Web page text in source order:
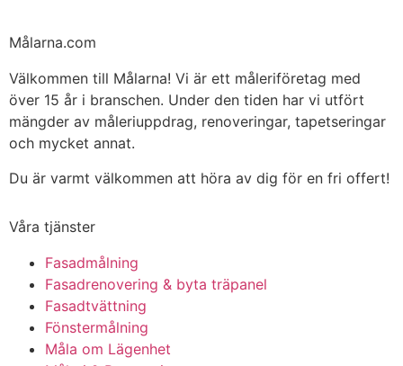
Målarna.com
Välkommen till Målarna! Vi är ett måleriföretag med
över 15 år i branschen. Under den tiden har vi utfört
mängder av måleriuppdrag, renoveringar, tapetseringar
och mycket annat.
Du är varmt välkommen att höra av dig för en fri offert!
Våra tjänster
Fasadmålning
Fasadrenovering & byta träpanel
Fasadtvättning
Fönstermålning
Måla om Lägenhet